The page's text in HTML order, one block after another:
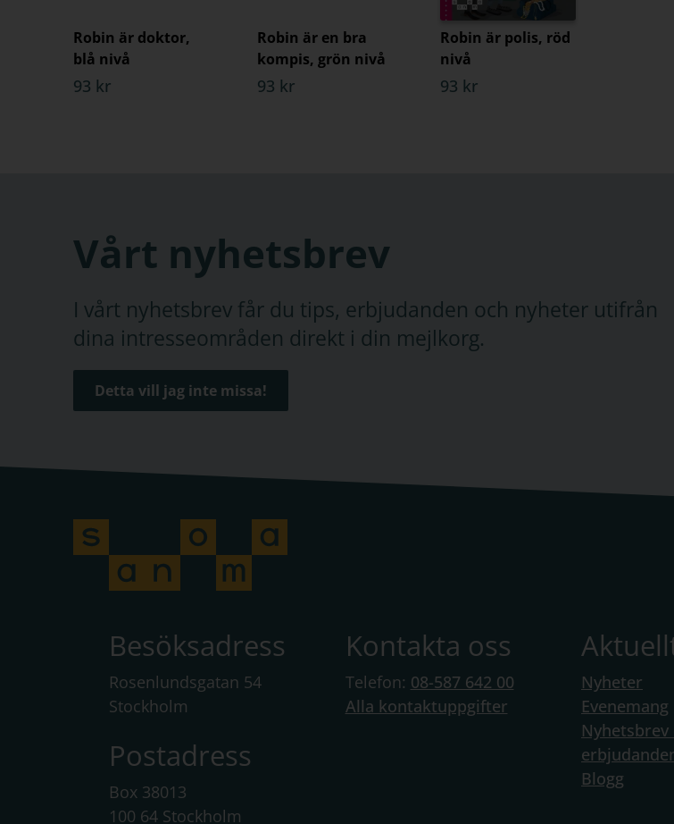
Robin är doktor,
blå nivå
93 kr
Robin är en bra
kompis, grön nivå
93 kr
Robin är polis, röd
nivå
93 kr
Vårt nyhetsbrev
I vårt nyhetsbrev får du tips, erbjudanden och nyheter utifrån
dina intresseområden direkt i din mejlkorg.
Detta vill jag inte missa!
Besöksadress
Rosenlundsgatan 54
Stockholm
Postadress
Box 38013
100 64 Stockholm
Kontakta oss
Telefon: 08-587 642 00
Alla kontaktuppgifter
Nyheter
Evenemang
Nyhetsbrev
Blogg